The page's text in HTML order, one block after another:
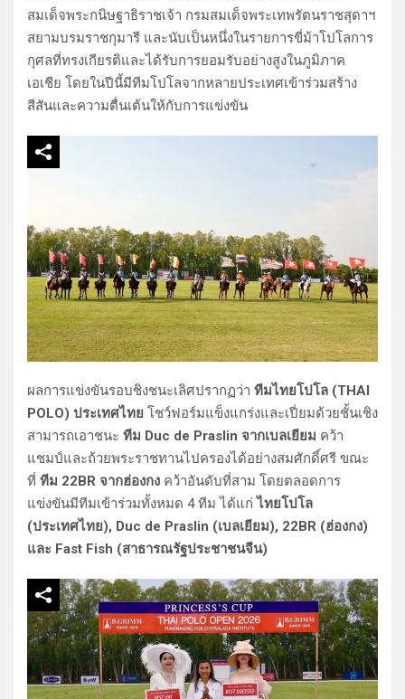
สมเด็จพระกนิษฐาธิราชเจ้า กรมสมเด็จพระเทพรัตนราชสุดาฯ
สยามบรมราชกุมารี และนับเป็นหนึ่งในรายการขี่ม้าโปโลการ
กุศลที่ทรงเกียรติและได้รับการยอมรับอย่างสูงในภูมิภาค
เอเชีย โดยในปีนี้มีทีมโปโลจากหลายประเทศเข้าร่วมสร้าง
สีสันและความตื่นเต้นให้กับการแข่งขัน
ผลการแข่งขันรอบชิงชนะเลิศปรากฏว่า ทีมไทยโปโล (THAI
POLO) ประเทศไทย โชว์ฟอร์มแข็งแกร่งและเปี่ยมด้วยชั้นเชิง
สามารถเอาชนะ ทีม Duc de Praslin จากเบลเยียม คว้า
แชมป์และถ้วยพระราชทานไปครองได้อย่างสมศักดิ์ศรี ขณะ
ที่ ทีม 22BR จากฮ่องกง คว้าอันดับที่สาม โดยตลอดการ
แข่งขันมีทีมเข้าร่วมทั้งหมด 4 ทีม ได้แก่ไทยโปโล
(ประเทศไทย), Duc de Praslin (เบลเยียม), 22BR (ฮ่องกง)
และ Fast Fish (สาธารณรัฐประชาชนจีน)